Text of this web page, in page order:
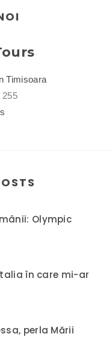
Timisoara
255
Olympic
în care mi-ar
perla Mării